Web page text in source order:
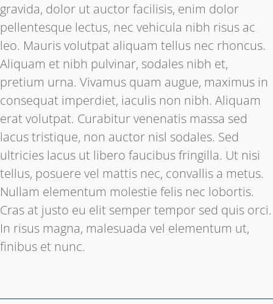
gravida, dolor ut auctor facilisis, enim dolor
pellentesque lectus, nec vehicula nibh risus ac
leo. Mauris volutpat aliquam tellus nec rhoncus.
Aliquam et nibh pulvinar, sodales nibh et,
pretium urna. Vivamus quam augue, maximus in
consequat imperdiet, iaculis non nibh. Aliquam
erat volutpat. Curabitur venenatis massa sed
lacus tristique, non auctor nisl sodales. Sed
ultricies lacus ut libero faucibus fringilla. Ut nisi
tellus, posuere vel mattis nec, convallis a metus.
Nullam elementum molestie felis nec lobortis.
Cras at justo eu elit semper tempor sed quis orci.
In risus magna, malesuada vel elementum ut,
finibus et nunc.